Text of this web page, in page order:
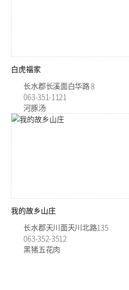
白虎福家
长水郡长溪面白华路 8
063-351-1121
河豚汤
我的故乡山庄
长水郡天川面天川北路135
063-352-3512
黑猪五花肉